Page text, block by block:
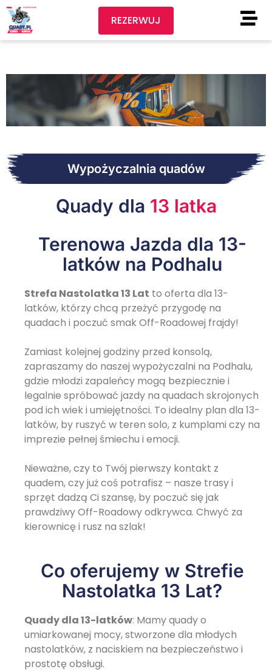
REZERWUJ
Wypożyczalnia quadów
Quady dla 13 latka
Terenowa Jazda dla 13-
latków na Podhalu
Strefa Nastolatka 13 Lat to oferta dla 13-
latków, którzy chcą przeżyć przygodę na
quadach i poczuć smak Off-Roadowej frajdy!
Zamiast kolejnej godziny przed konsolą,
zapraszamy do naszej wypożyczalni na Podhalu,
gdzie młodzi zapaleńcy mogą bezpiecznie i
legalnie spróbować jazdy na quadach skrojonych
pod ich wiek i umiejętności. To idealny plan dla 13-
latków, by ruszyć w teren solo, z kumplami czy na
imprezie pełnej śmiechu i emocji.
Nieważne, czy to Twój pierwszy kontakt z
quadem, czy już coś potrafisz – nasze trasy i
sprzęt dadzą Ci szansę, by poczuć się jak
prawdziwy Off-Roadowy odkrywca. Chwyć za
kierownicę i rusz na szlak!
Co oferujemy w Strefie
Nastolatka 13 Lat?
Quady dla 13-latków: Mamy quady o
umiarkowanej mocy, stworzone dla młodych
nastolatków, z naciskiem na bezpieczeństwo i
prostotę obsługi.